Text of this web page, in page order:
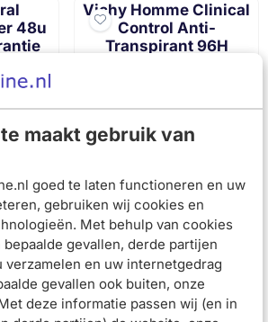
maakt gebruik van
goed te laten functioneren en uw
gebruiken wij cookies en
Met behulp van cookies
gevallen, derde partijen
verzamelen en uw internetgedrag
gevallen ook buiten, onze
deze informatie passen wij (en in
48u
Vichy Homme Clinical
Control Anti-
Transpirant 96H
€15,50 €13,95
In winkelmand
96H -